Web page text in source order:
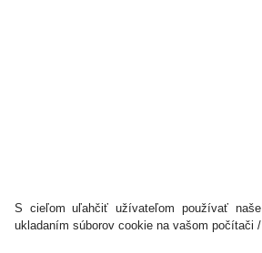
S cieľom uľahčiť užívateľom používať
ukladaním súborov cookie na vašom počítači